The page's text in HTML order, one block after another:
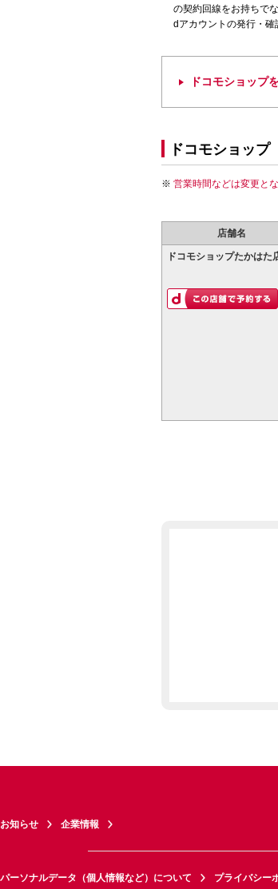
の契約回線をお持ちで
dアカウントの発行・確
ドコモショップ
ドコモショップ
営業時間などは変更と
店舗名
ドコモショップたかはた
お知らせ 企業情報
パーソナルデータ（個人情報など）について プライバシー